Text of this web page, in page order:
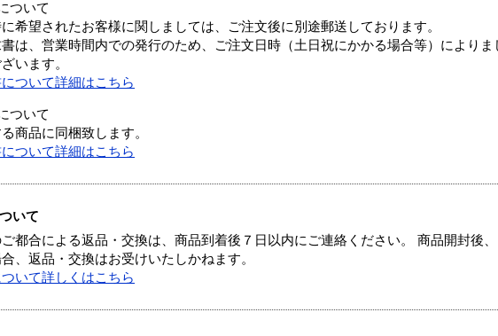
ついて
希望されたお客様に関しましては、ご注文後に別途郵送しております。
は、営業時間内での発行のため、ご注文日時（土日祝にかかる場合等）により
います。
ついて詳細はこちら
ついて
商品に同梱致します。
ついて詳細はこちら
いて
都合による返品・交換は、商品到着後７日以内にご連絡ください。 商品開封後
、返品・交換はお受けいたしかねます。
いて詳しくはこちら